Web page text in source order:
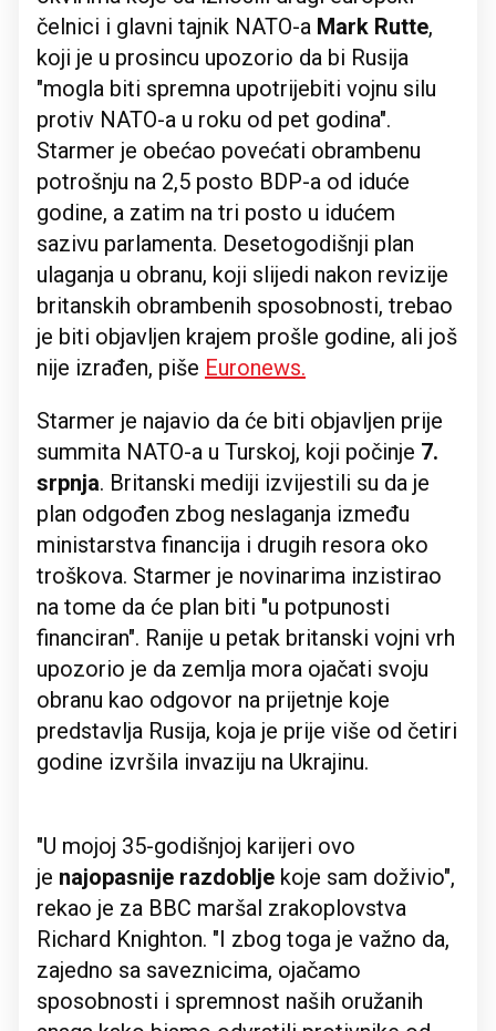
čelnici i glavni tajnik NATO-a Mark Rutte,
koji je u prosincu upozorio da bi Rusija
"mogla biti spremna upotrijebiti vojnu silu
protiv NATO-a u roku od pet godina".
Starmer je obećao povećati obrambenu
potrošnju na 2,5 posto BDP-a od iduće
godine, a zatim na tri posto u idućem
sazivu parlamenta. Desetogodišnji plan
ulaganja u obranu, koji slijedi nakon revizije
britanskih obrambenih sposobnosti, trebao
je biti objavljen krajem prošle godine, ali još
nije izrađen, piše Euronews.
Starmer je najavio da će biti objavljen prije
summita NATO-a u Turskoj, koji počinje 7.
srpnja. Britanski mediji izvijestili su da je
plan odgođen zbog neslaganja između
ministarstva financija i drugih resora oko
troškova. Starmer je novinarima inzistirao
na tome da će plan biti "u potpunosti
financiran". Ranije u petak britanski vojni vrh
upozorio je da zemlja mora ojačati svoju
obranu kao odgovor na prijetnje koje
predstavlja Rusija, koja je prije više od četiri
godine izvršila invaziju na Ukrajinu.
"U mojoj 35-godišnjoj karijeri ovo
je najopasnije razdoblje koje sam doživio",
rekao je za BBC maršal zrakoplovstva
Richard Knighton. "I zbog toga je važno da,
zajedno sa saveznicima, ojačamo
sposobnosti i spremnost naših oružanih